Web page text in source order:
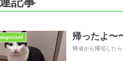
帰ったよ〜
帰省から帰宅した